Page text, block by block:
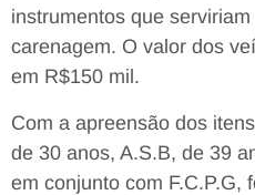
instrumentos que
carenagem. O valor dos
em R$150 mil.
Com a apreensão dos
de 30 anos, A.S.B, de 39
em conjunto com F.C.P.G,